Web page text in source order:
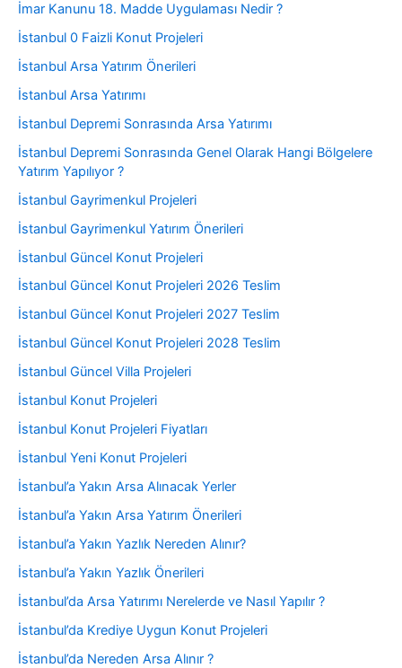
İmar Kanunu 18. Madde Uygulaması Nedir ?
İstanbul 0 Faizli Konut Projeleri
İstanbul Arsa Yatırım Önerileri
İstanbul Arsa Yatırımı
İstanbul Depremi Sonrasında Arsa Yatırımı
İstanbul Depremi Sonrasında Genel Olarak Hangi Bölgelere
Yatırım Yapılıyor ?
İstanbul Gayrimenkul Projeleri
İstanbul Gayrimenkul Yatırım Önerileri
İstanbul Güncel Konut Projeleri
İstanbul Güncel Konut Projeleri 2026 Teslim
İstanbul Güncel Konut Projeleri 2027 Teslim
İstanbul Güncel Konut Projeleri 2028 Teslim
İstanbul Güncel Villa Projeleri
İstanbul Konut Projeleri
İstanbul Konut Projeleri Fiyatları
İstanbul Yeni Konut Projeleri
İstanbul’a Yakın Arsa Alınacak Yerler
İstanbul’a Yakın Arsa Yatırım Önerileri
İstanbul’a Yakın Yazlık Nereden Alınır?
İstanbul’a Yakın Yazlık Önerileri
İstanbul’da Arsa Yatırımı Nerelerde ve Nasıl Yapılır ?
İstanbul’da Krediye Uygun Konut Projeleri
İstanbul’da Nereden Arsa Alınır ?